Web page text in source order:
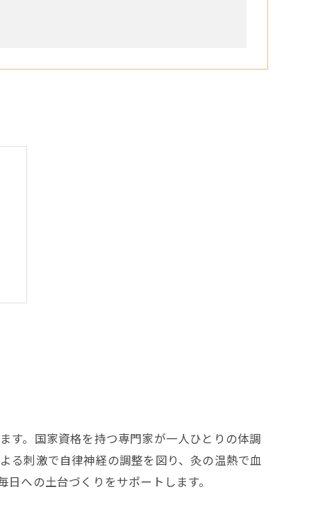
す。国家資格を持つ専門家が一人ひとりの体調
る刺激で自律神経の調整を図り、灸の温熱で血
への土台づくりをサポートします。